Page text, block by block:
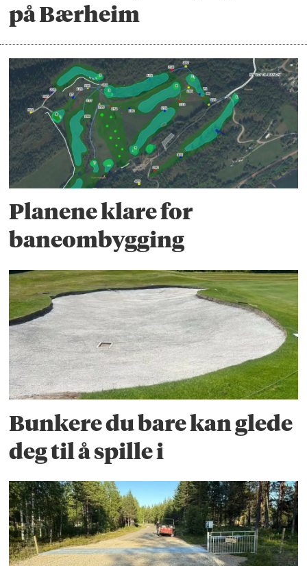
på Bærheim
Planene klare for
baneombygging
Bunkere du bare kan glede
deg til å spille i